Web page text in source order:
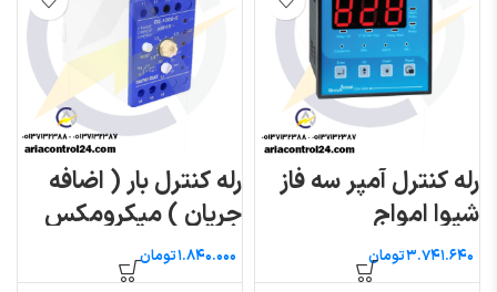
رله کنترل آمپر سه فاز
شیوا امواج
تومان
رله کنترل بار ( اضافه
جریان ) میکرومکس
تومان